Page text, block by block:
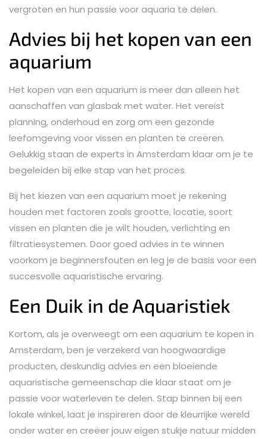
vergroten en hun passie voor aquaria te delen.
Advies bij het kopen van een
aquarium
Het kopen van een aquarium is meer dan alleen het
aanschaffen van glasbak met water. Het vereist
planning, onderhoud en zorg om een gezonde
leefomgeving voor vissen en planten te creëren.
Gelukkig staan de experts in Amsterdam klaar om je te
begeleiden bij elke stap van het proces.
Bij het kiezen van een aquarium moet je rekening
houden met factoren zoals grootte, locatie, soort
vissen en planten die je wilt houden, verlichting en
filtratiesystemen. Door goed advies in te winnen
voorkom je beginnersfouten en leg je de basis voor een
succesvolle aquaristische ervaring.
Een Duik in de Aquaristiek
Kortom, als je overweegt om een ​​aquarium te kopen in
Amsterdam, ben je verzekerd van hoogwaardige
producten, deskundig advies en een bloeiende
aquaristische gemeenschap die klaar staat om je
passie voor waterleven te delen. Stap binnen bij een
lokale winkel, laat je inspireren door de kleurrijke wereld
onder water en creëer jouw eigen stukje natuur midden